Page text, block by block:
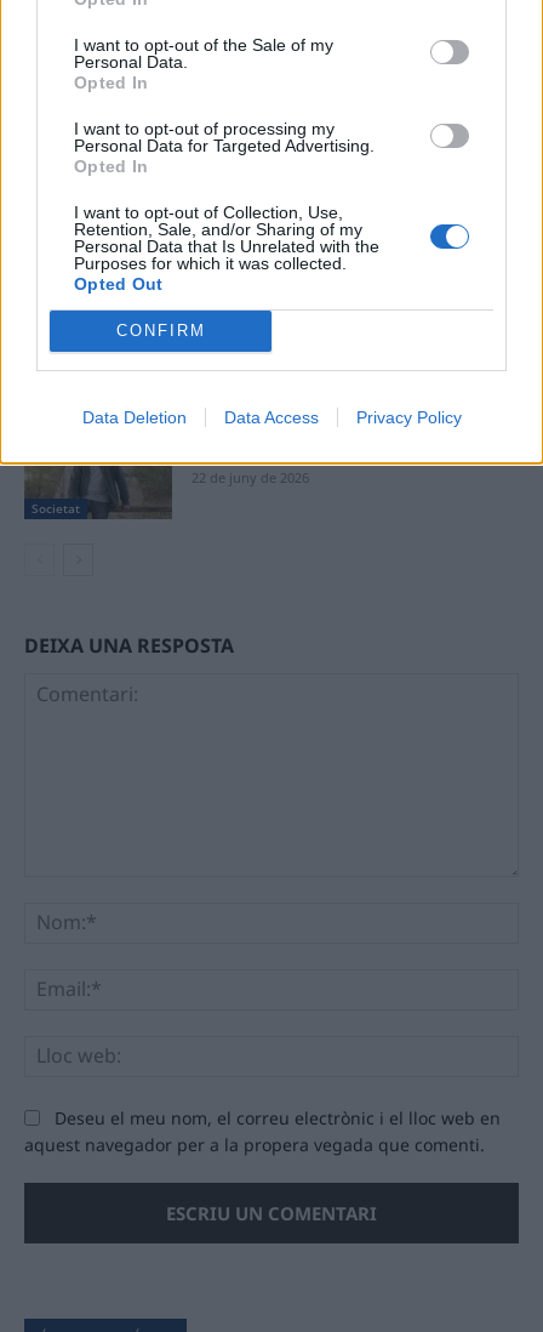
I want to opt-out of the Sale of my
Personal Data.
Opted In
I want to opt-out of processing my
Personal Data for Targeted Advertising.
Opted In
I want to opt-out of Collection, Use,
Retention, Sale, and/or Sharing of my
Personal Data that Is Unrelated with the
Purposes for which it was collected.
Opted Out
CONFIRM
Data Deletion Data Access Privacy Policy
ARTICLES RELACIONATS
Societat
La Ràpita optarà al Pla de Barris amb un
10 de juliol de 2026
Societat
el Grau i la neteja del barranc de la Mina,
primeres escomeses del Pla de Barris
Societat
“Escòcia és un país de contradiccions:
22 de juny de 2026
DEIXA UNA RESPOSTA
Deseu el meu nom, el correu electrònic i el lloc web en
aquest navegador per a la propera vegada que comenti.